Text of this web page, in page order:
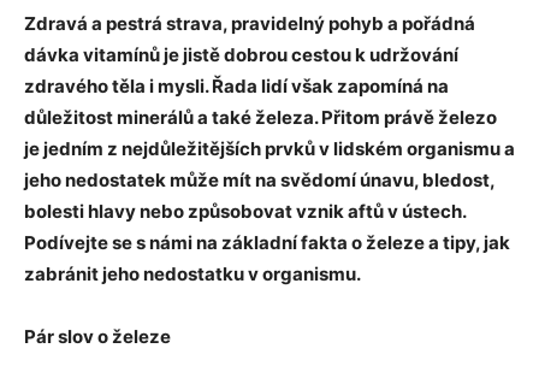
Zdravá a pestrá strava, pravidelný pohyb a pořádná
dávka vitamínů je jistě dobrou cestou k udržování
zdravého těla i mysli. Řada lidí však zapomíná na
důležitost minerálů a také železa. Přitom právě železo
je jedním z nejdůležitějších prvků v lidském organismu a
jeho nedostatek může mít na svědomí únavu, bledost,
bolesti hlavy nebo způsobovat vznik aftů v ústech.
Podívejte se s námi na základní fakta o železe a tipy, jak
zabránit jeho nedostatku v organismu.
Pár slov o železe